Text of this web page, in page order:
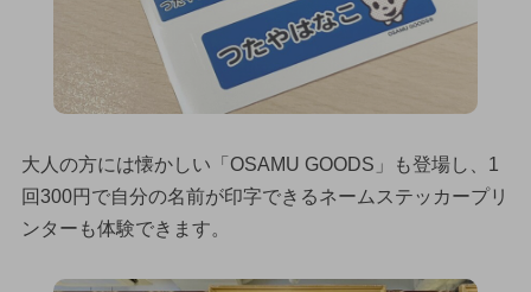
大人の方には懐かしい「OSAMU GOODS」も登場し、1
回300円で自分の名前が印字できるネームステッカープリ
ンターも体験できます。